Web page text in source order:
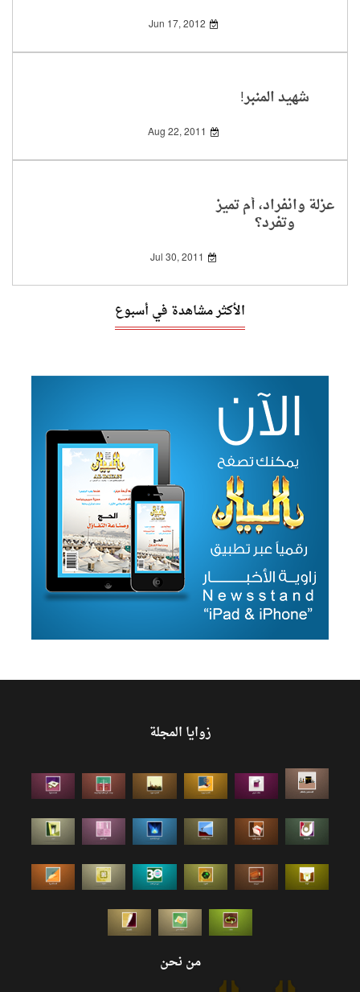
Jun 17, 2012
شهيد المنبر!
Aug 22, 2011
عزلة وانفراد، أم تميز
وتفرد؟
Jul 30, 2011
الأكثر مشاهدة في أسبوع
زوايا المجلة
من نحن